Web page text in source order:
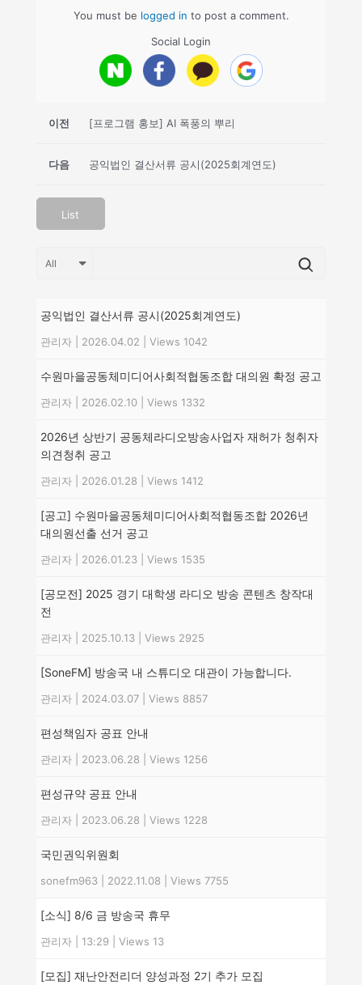
You must be logged in to post a comment.
Social Login
이전 [프로그램 홍보] AI 폭풍의 뿌리
공익법인 결산서류 공시(2025회계연도)
다음
List
공익법인 결산서류 공시(2025회계연도)
관리자 2026.04.02 Views 1042
수원마을공동체미디어사회적협동조합 대의원 확정 공고
관리자 2026.02.10 Views 1332
2026년 상반기 공동체라디오방송사업자 재허가 청취자
의견청취 공고
관리자 2026.01.28 Views 1412
[공고] 수원마을공동체미디어사회적협동조합 2026년
대의원선출 선거 공고
관리자 2026.01.23 Views 1535
[공모전] 2025 경기 대학생 라디오 방송 콘텐츠 창작대
전
관리자 2025.10.13 Views 2925
[SoneFM] 방송국 내 스튜디오 대관이 가능합니다.
관리자 2024.03.07 Views 8857
편성책임자 공표 안내
관리자 2023.06.28 Views 1256
편성규약 공표 안내
관리자 2023.06.28 Views 1228
국민권익위원회
sonefm963 2022.11.08 Views 7755
[소식] 8/6 금 방송국 휴무
관리자 13:29 Views 13
[모집] 재난안전리더 양성과정 2기 추가 모집